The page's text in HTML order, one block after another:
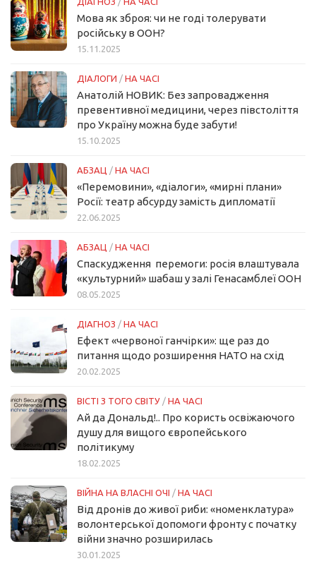
Мова як зброя: чи не годі толерувати
російську в ООН?
15.11.2025
ДІАЛОГИ / НА ЧАСІ
Анатолій НОВИК: Без запровадження
превентивної медицини, через півстоліття
про Україну можна буде забути!
15.10.2025
АБЗАЦ / НА ЧАСІ
«Перемовини», «діалоги», «мирні плани»
Росії: театр абсурду замість дипломатії
22.06.2025
АБЗАЦ / НА ЧАСІ
Спаскудження перемоги: росія влаштувала
«культурний» шабаш у залі Генасамблеї ООН
08.05.2025
ДІАГНОЗ / НА ЧАСІ
Ефект «червоної ганчірки»: ще раз до
питання щодо розширення НАТО на схід
20.02.2025
ВІСТІ З ТОГО СВІТУ / НА ЧАСІ
Ай да Дональд!.. Про користь освіжаючого
душу для вищого європейського
політикуму
18.02.2025
ВІЙНА НА ВЛАСНІ ОЧІ / НА ЧАСІ
Від дронів до живої риби: «номенклатура»
волонтерської допомоги фронту с початку
війни значно розширилась
30.01.2025